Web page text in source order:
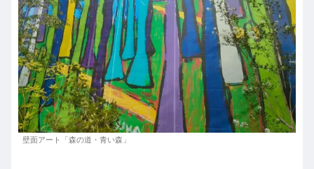
壁面アート「森の道・青い森」